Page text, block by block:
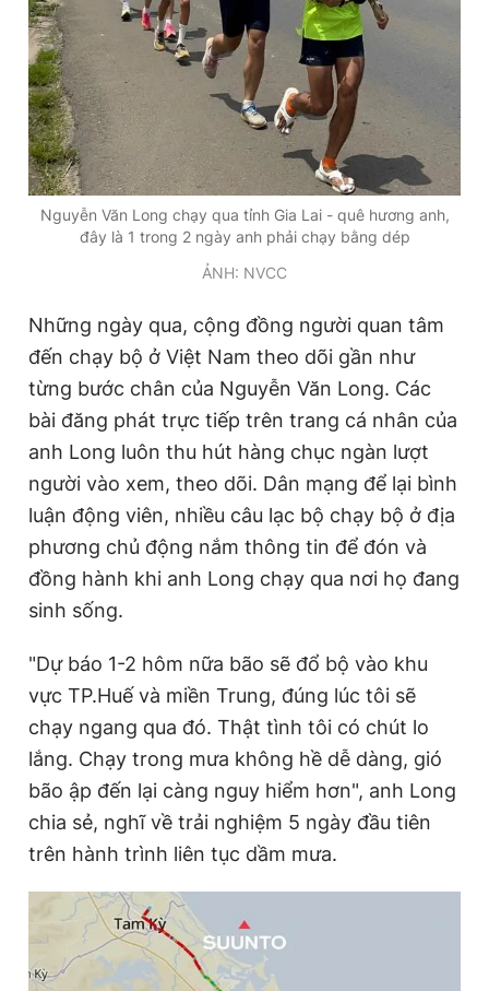
Giấy phép xuất bản số 110/GP - BTTTT cấp ngày 24.3.2020
© 2003-2026 Bản quyền thuộc về Báo Thanh Niên. Cấm sao
chép dưới mọi hình thức nếu không có sự chấp thuận bằng văn
bản. Phát triển bởi ePi Technologies, JSC.
Nguyễn Văn Long chạy qua tỉnh Gia Lai - quê hương anh,
đây là 1 trong 2 ngày anh phải chạy bằng dép
ẢNH: NVCC
Những ngày qua, cộng đồng người quan tâm
đến chạy bộ ở Việt Nam theo dõi gần như
từng bước chân của Nguyễn Văn Long. Các
bài đăng phát trực tiếp trên trang cá nhân của
anh Long luôn thu hút hàng chục ngàn lượt
người vào xem, theo dõi. Dân mạng để lại bình
luận động viên, nhiều câu lạc bộ chạy bộ ở địa
phương chủ động nắm thông tin để đón và
đồng hành khi anh Long chạy qua nơi họ đang
sinh sống.
"Dự báo 1-2 hôm nữa bão sẽ đổ bộ vào khu
vực TP.Huế và miền Trung, đúng lúc tôi sẽ
chạy ngang qua đó. Thật tình tôi có chút lo
lắng. Chạy trong mưa không hề dễ dàng, gió
bão ập đến lại càng nguy hiểm hơn", anh Long
chia sẻ, nghĩ về trải nghiệm 5 ngày đầu tiên
trên hành trình liên tục dầm mưa.